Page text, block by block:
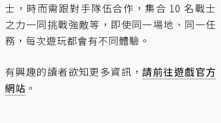
士，時而需跟對手隊伍合作，集合 10 名戰士
之力一同挑戰強敵等，即使同一場地、同一任
務，每次遊玩都會有不同體驗。
有興趣的讀者欲知更多資訊， 請前往遊戲官方
網站 。